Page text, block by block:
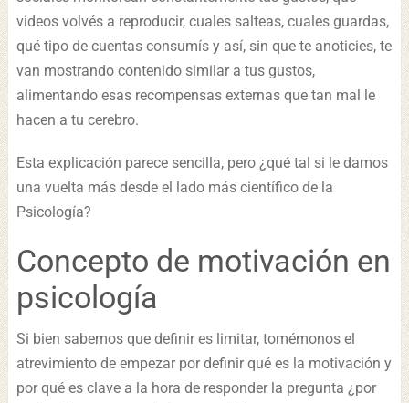
videos volvés a reproducir, cuales salteas, cuales guardas,
qué tipo de cuentas consumís y así, sin que te anoticies, te
van mostrando contenido similar a tus gustos,
alimentando esas recompensas externas que tan mal le
hacen a tu cerebro.
Esta explicación parece sencilla, pero ¿qué tal si le damos
una vuelta más desde el lado más científico de la
Psicología?
Concepto de motivación en
psicología
Si bien sabemos que definir es limitar, tomémonos el
atrevimiento de empezar por definir qué es la motivación y
por qué es clave a la hora de responder la pregunta ¿por